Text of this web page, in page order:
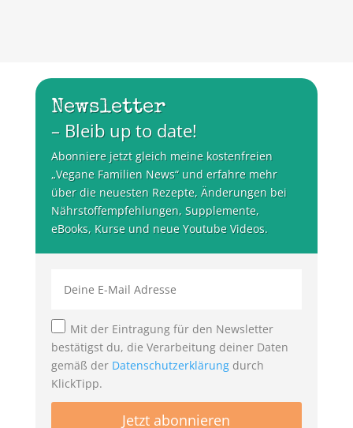
Newsletter
– Bleib up to date!
Abonniere jetzt gleich meine kostenfreien
„Vegane Familien News“ und erfahre mehr
über die neuesten Rezepte, Änderungen bei
Nährstoffempfehlungen, Supplemente,
eBooks, Kurse und neue Youtube Videos.
Mit der Eintragung für den Newsletter
bestätigst du, die Verarbeitung deiner Daten
gemäß der Datenschutzerklärungdurch
KlickTipp.